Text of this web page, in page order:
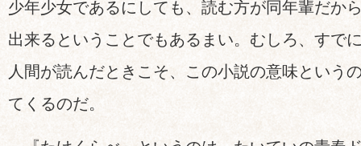
少年少女であるにしても、読む方が同年輩だか
出来るということでもあるまい。むしろ、すで
人間が読んだときこそ、この小説の意味という
てくるのだ。